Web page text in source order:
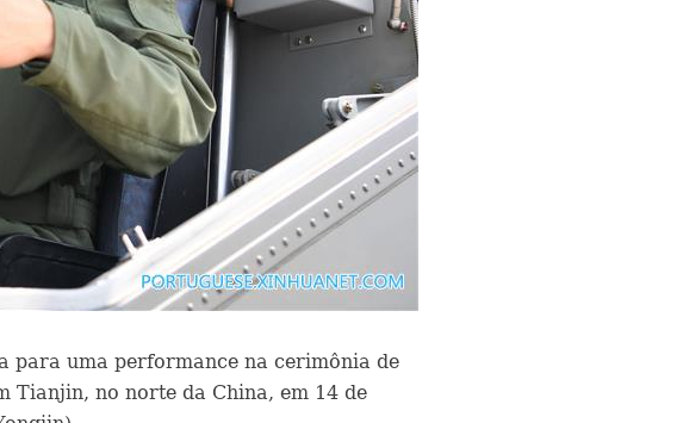
para uma performance na cerimônia de
Tianjin, no norte da China, em 14 de